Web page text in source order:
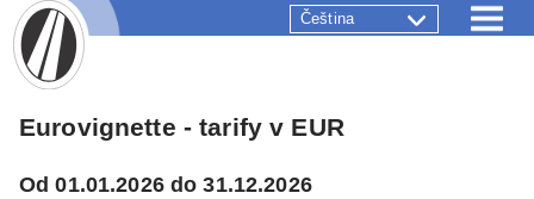
Čeština
Eurovignette - tarify v EUR
Od 01.01.2026 do 31.12.2026